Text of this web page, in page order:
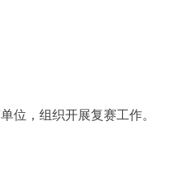
位，组织开展复赛工作。